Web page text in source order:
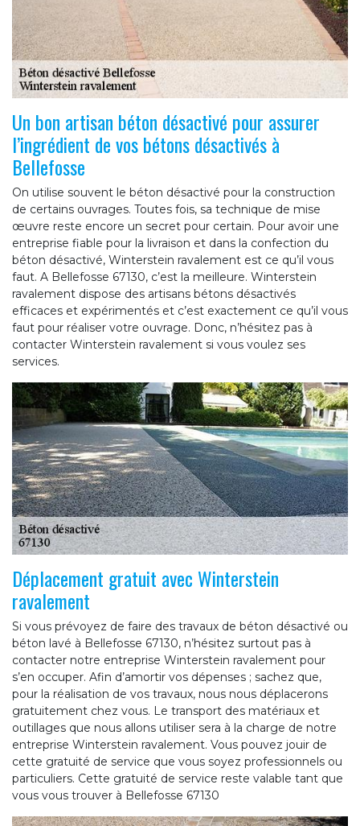
Un bon artisan béton désactivé pour assurer
l’ingrédient de vos bétons désactivés à
Bellefosse
On utilise souvent le béton désactivé pour la construction
de certains ouvrages. Toutes fois, sa technique de mise
œuvre reste encore un secret pour certain. Pour avoir une
entreprise fiable pour la livraison et dans la confection du
béton désactivé, Winterstein ravalement est ce qu’il vous
faut. A Bellefosse 67130, c’est la meilleure. Winterstein
ravalement dispose des artisans bétons désactivés
efficaces et expérimentés et c’est exactement ce qu’il vous
faut pour réaliser votre ouvrage. Donc, n’hésitez pas à
contacter Winterstein ravalement si vous voulez ses
services.
Déplacement gratuit avec Winterstein
ravalement
Si vous prévoyez de faire des travaux de béton désactivé ou
béton lavé à Bellefosse 67130, n’hésitez surtout pas à
contacter notre entreprise Winterstein ravalement pour
s’en occuper. Afin d’amortir vos dépenses ; sachez que,
pour la réalisation de vos travaux, nous nous déplacerons
gratuitement chez vous. Le transport des matériaux et
outillages que nous allons utiliser sera à la charge de notre
entreprise Winterstein ravalement. Vous pouvez jouir de
cette gratuité de service que vous soyez professionnels ou
particuliers. Cette gratuité de service reste valable tant que
vous vous trouver à Bellefosse 67130